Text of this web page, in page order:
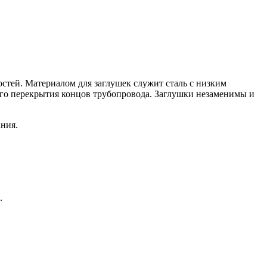
Материалом для заглушек служит сталь с низким
перекрытия концов трубопровода. Заглушки незаменимы и